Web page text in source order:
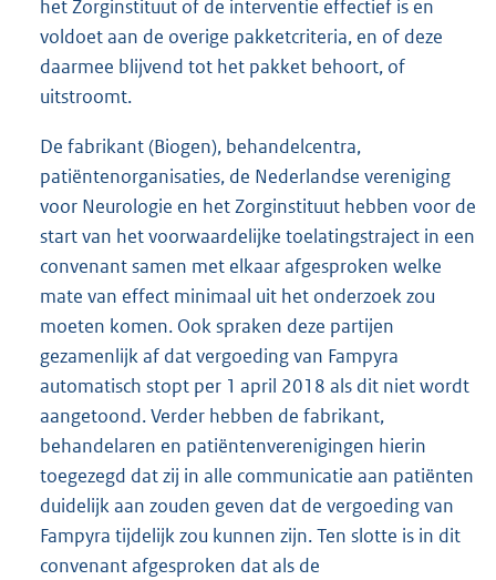
het Zorginstituut of de interventie effectief is en
voldoet aan de overige pakketcriteria, en of deze
daarmee blijvend tot het pakket behoort, of
uitstroomt.
De fabrikant (Biogen), behandelcentra,
patiëntenorganisaties, de Nederlandse vereniging
voor Neurologie en het Zorginstituut hebben voor de
start van het voorwaardelijke toelatingstraject in een
convenant samen met elkaar afgesproken welke
mate van effect minimaal uit het onderzoek zou
moeten komen. Ook spraken deze partijen
gezamenlijk af dat vergoeding van Fampyra
automatisch stopt per 1 april 2018 als dit niet wordt
aangetoond. Verder hebben de fabrikant,
behandelaren en patiëntenverenigingen hierin
toegezegd dat zij in alle communicatie aan patiënten
duidelijk aan zouden geven dat de vergoeding van
Fampyra tijdelijk zou kunnen zijn. Ten slotte is in dit
convenant afgesproken dat als de